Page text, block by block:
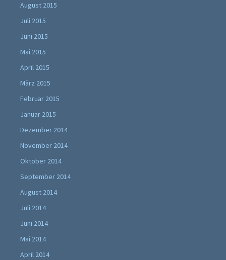
August 2015
Juli 2015
Juni 2015
Mai 2015
April 2015
März 2015
Februar 2015
Januar 2015
Dezember 2014
November 2014
Oktober 2014
September 2014
August 2014
Juli 2014
Juni 2014
Mai 2014
April 2014